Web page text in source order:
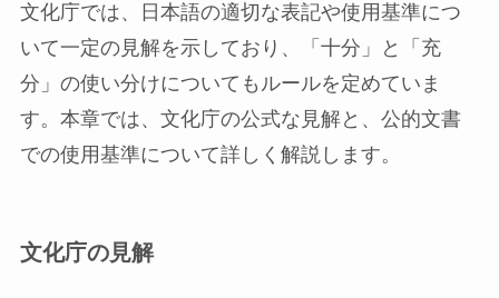
文化庁では、日本語の適切な表記や使用基準につ
いて一定の見解を示しており、「十分」と「充
分」の使い分けについてもルールを定めていま
す。本章では、文化庁の公式な見解と、公的文書
での使用基準について詳しく解説します。
文化庁の見解